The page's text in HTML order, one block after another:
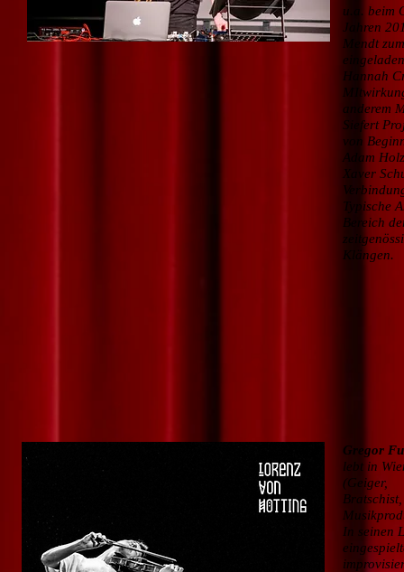
u.a. beim
Jahren
Mendt
Hannah
anderem
Siefert
von
Adam
Xaver
Typische
Bereich
Klängen.
Gregor
lebt in
(Geiger,
In seinen